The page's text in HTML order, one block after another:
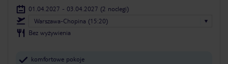
01.04.2027 - 03.04.2027 (2 noclegi)
Warszawa-Chopina (15:20)
Bez wyżywienia
komfortowe pokoje